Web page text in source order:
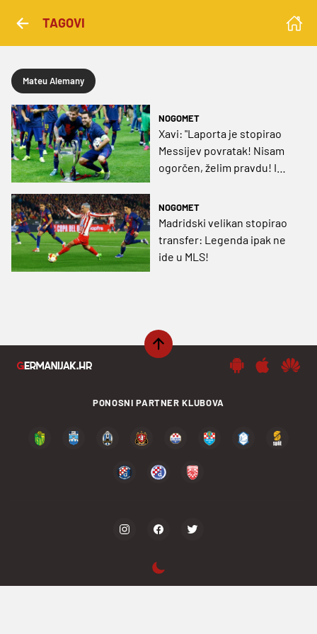
TAGOVI
Mateu Alemany
NOGOMET
Xavi: "Laporta je stopirao
Messijev povratak! Nisam
ogorčen, želim pravdu! I
vratiti..."
NOGOMET
Madridski velikan stopirao
transfer: Legenda ipak ne
ide u MLS!
PONOSNI PARTNER KLUBOVA